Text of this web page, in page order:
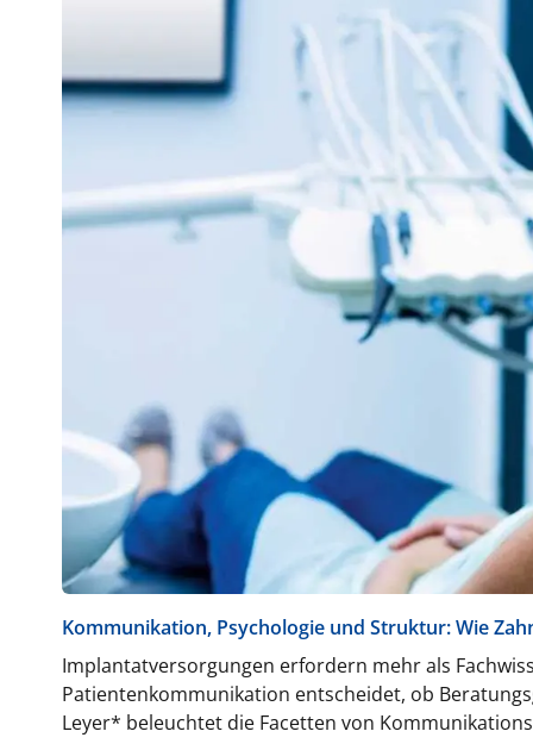
Kommunikation, Psychologie und Struktur: Wie
Implantatversorgungen erfordern mehr als
Patientenkommunikation entscheidet, ob
Leyer* beleuchtet die Facetten von